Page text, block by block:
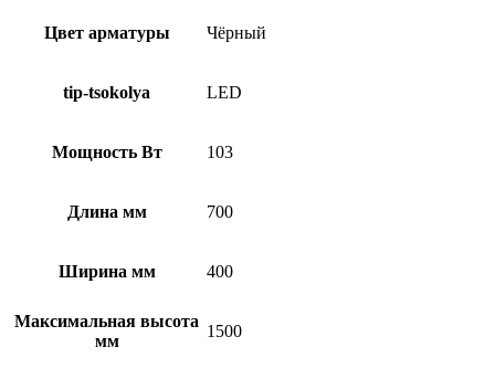
Цвет арматуры Чёрный
tip-tsokolya LED
Мощность Вт 103
Длина мм 700
Ширина мм 400
Максимальная высота
мм
1500